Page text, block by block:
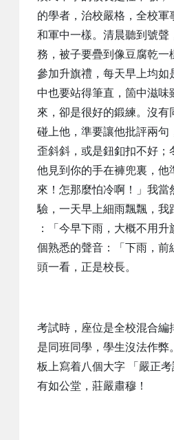
的學者，治校嚴格，全校軍
和軍中一樣。清晨聽到號聲
務，被子要疊到像豆腐乾一
參加升旗禮，每天早上均如
中也要站得筆直，箇中滋味
來，卻是很好的鍛練。沒有
碰上他，準要讓他批評兩句
歪斜斜，或是鈕釦扣不好；
他見到你的手在褲兜裏，他
來！怎那麼怕冷啊！」我當
驗，一天早上細雨飄飄，我
：「今早下雨，大概不用
個熟悉的聲音：「下雨，前
頭一看，正是校長。
考試時，座位是全校混合編
是同班同學，學生沒法作弊
板上寫着八個大字 「嚴正考
有如公堂，莊嚴肅穆！